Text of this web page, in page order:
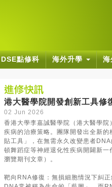
DSE點修科 海外升學
港大醫學院開發創新工具修
02 Jun 2026
香港大學李嘉誠醫學院（港大醫學
疾病的治療策略。團隊開發出全新
貼工具」，在無需永久改變患者
頓舞蹈症等神經退化性疾病開闢新
瀏覽期刊文章）。
靶向RNA修復：無損細胞情況下糾